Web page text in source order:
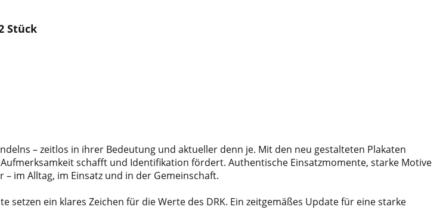
Stück
– zeitlos in ihrer Bedeutung und aktueller denn je. Mit den neu gestalteten Plakaten
schafft und Identifikation fördert. Authentische Einsatzmomente, starke Motive
im Alltag, im Einsatz und in der Gemeinschaft.
ein klares Zeichen für die Werte des DRK. Ein zeitgemäßes Update für eine starke